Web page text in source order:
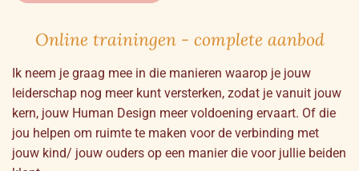
Online trainingen - complete aanbod
Ik neem je graag mee in die manieren waarop je jouw
leiderschap nog meer kunt versterken, zodat je vanuit jouw
kern, jouw Human Design meer voldoening ervaart. Of die
jou helpen om ruimte te maken voor de verbinding met
jouw kind/ jouw ouders op een manier die voor jullie beiden